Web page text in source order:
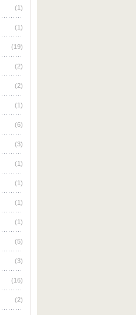
(1)
(1)
(19)
(2)
(2)
(1)
(6)
(3)
(1)
(1)
(1)
(1)
(5)
(3)
(16)
(2)